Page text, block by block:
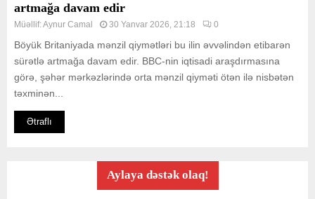
artmağa davam edir
Müəllif:Aynur Camal 30 Yanvar 2026, 21:18 0
Böyük Britaniyada mənzil qiymətləri bu ilin əvvəlindən etibarən
sürətlə artmağa davam edir. BBC-nin iqtisadi araşdırmasına
görə, şəhər mərkəzlərində orta mənzil qiyməti ötən ilə nisbətən
təxminən...
Ətraflı
Aylaya dəstək olaq!